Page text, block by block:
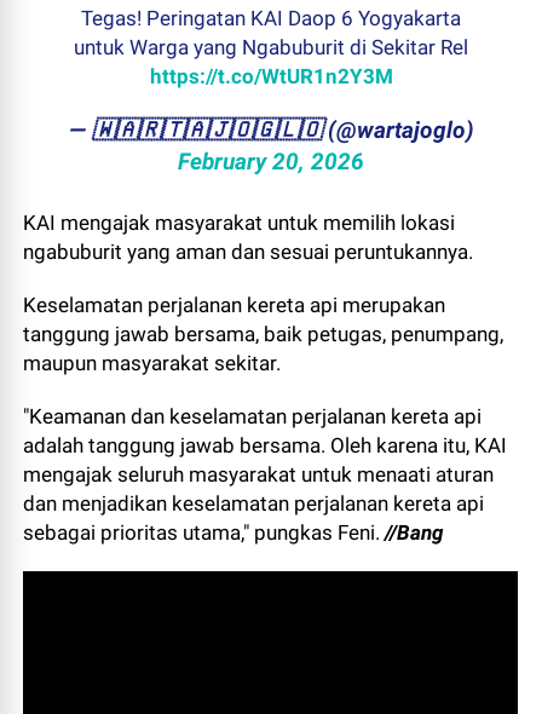
Tegas! Peringatan KAI Daop 6 Yogyakarta
untuk Warga yang Ngabuburit di Sekitar Rel
https://t.co/WtUR1n2Y3M
— ​🇼​​🇦​​🇷​​🇹​​🇦​​🇯​​🇴​​🇬​​🇱​​🇴 (@wartajoglo)
February 20, 2026
KAI mengajak masyarakat untuk memilih lokasi
ngabuburit yang aman dan sesuai peruntukannya.
Keselamatan perjalanan kereta api merupakan
tanggung jawab bersama, baik petugas, penumpang,
maupun masyarakat sekitar.
"Keamanan dan keselamatan perjalanan kereta api
adalah tanggung jawab bersama. Oleh karena itu, KAI
mengajak seluruh masyarakat untuk menaati aturan
dan menjadikan keselamatan perjalanan kereta api
sebagai prioritas utama," pungkas Feni.//Bang